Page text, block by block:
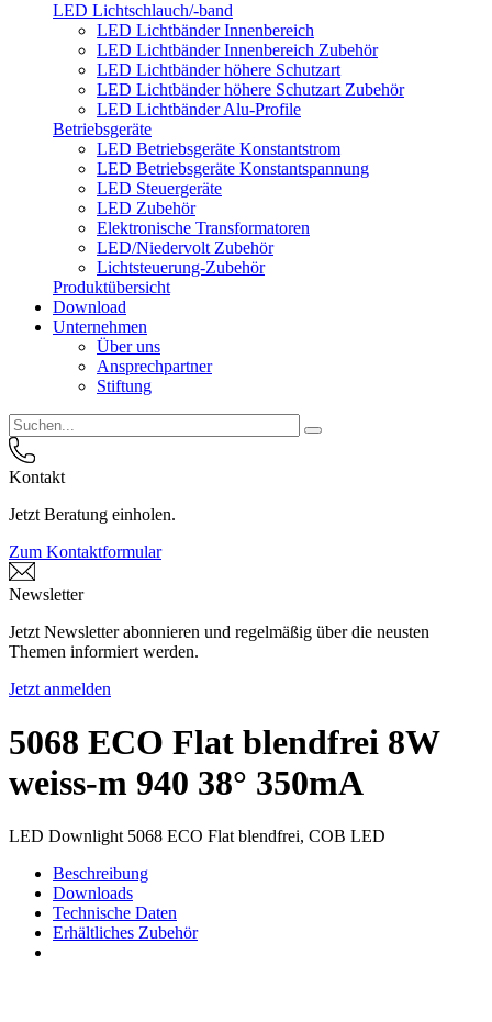
LED Lichtschlauch/-band
LED Lichtbänder Innenbereich
LED Lichtbänder Innenbereich Zubehör
LED Lichtbänder höhere Schutzart
LED Lichtbänder höhere Schutzart Zubehör
LED Lichtbänder Alu-Profile
Betriebsgeräte
LED Betriebsgeräte Konstantstrom
LED Betriebsgeräte Konstantspannung
LED Steuergeräte
LED Zubehör
Elektronische Transformatoren
LED/Niedervolt Zubehör
Lichtsteuerung-Zubehör
Produktübersicht
Download
Unternehmen
Über uns
Ansprechpartner
Stiftung
Kontakt
Jetzt Beratung einholen.
Zum Kontaktformular
Newsletter
Jetzt Newsletter abonnieren und regelmäßig über die neusten
Themen informiert werden.
Jetzt anmelden
5068 ECO Flat blendfrei 8W
weiss-m 940 38° 350mA
LED Downlight 5068 ECO Flat blendfrei, COB LED
Beschreibung
Downloads
Technische Daten
Erhältliches Zubehör